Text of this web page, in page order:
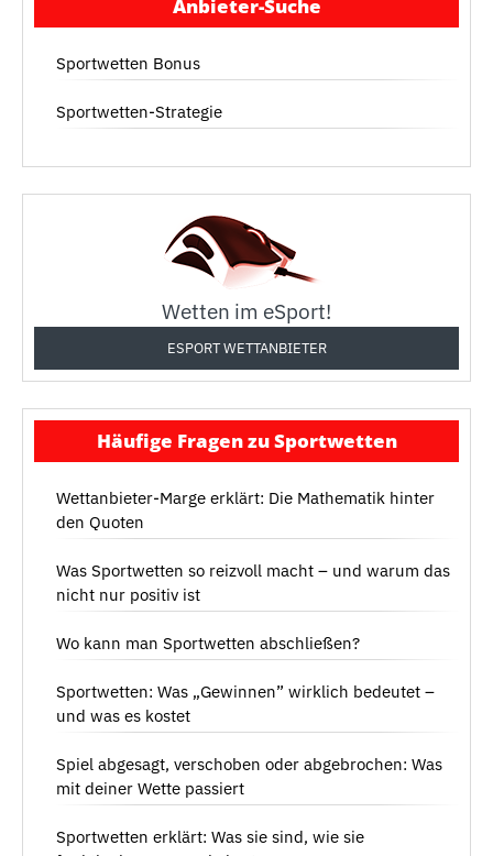
Anbieter-Suche
Sportwetten Bonus
Sportwetten-Strategie
Wetten im eSport!
ESPORT WETTANBIETER
Häufige Fragen zu Sportwetten
Wettanbieter-Marge erklärt: Die Mathematik hinter
den Quoten
Was Sportwetten so reizvoll macht – und warum das
nicht nur positiv ist
Wo kann man Sportwetten abschließen?
Sportwetten: Was „Gewinnen” wirklich bedeutet –
und was es kostet
Spiel abgesagt, verschoben oder abgebrochen: Was
mit deiner Wette passiert
Sportwetten erklärt: Was sie sind, wie sie